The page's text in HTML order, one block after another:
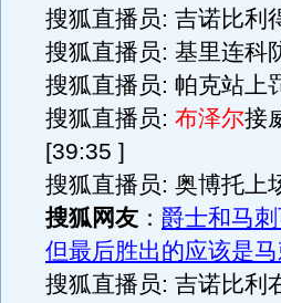
搜狐直播员: 吉诺比利
搜狐直播员: 基里连科
搜狐直播员: 帕克站上
搜狐直播员: 布泽尔接
[39:35 ]
搜狐直播员: 奥博托上
搜狐网友 ： 爵士和马
但最后胜出的应该是马
搜狐直播员: 吉诺比利